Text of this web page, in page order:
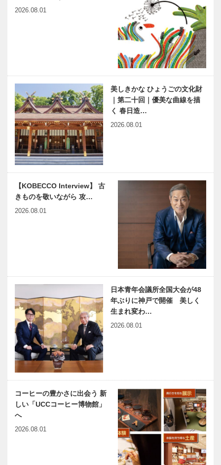
もっちプチが
楽しい、誰で
も日常的に食
べやすい キ
ラリモチのも
ち麦おこわ・
もち麦お…
ェルネスクル
ーズ” 船上で
の海洋療法体
験を boh b…
食のよろこび
ども達の豚饅
づくり体験
六甲山サイレ
ンスリゾート
のディレクシ
ョンも手がけ
る建築界の巨
匠ミケーレ・
デ・ルッ…
力はココだ！
Vol.13 神戸
harmony（はーもにぃ）
Vol.55 ウクライナ避難民
に 思うこと （下）…
が一鍋で二度
奇跡の…
元町映画館
vol.9｜映画
の歩みと重な
る、アリスを
探す旅路
連載エッセイ
／喫茶店の書
斎から76
草野心平つな
がり
風さやか 愛
と夢♥永遠の
有馬温泉史
略 第九席｜
「会いに行け
の ルーツは
有馬に？ 江
ト：萩原 英
治さん
一郎
木のすまいプ
ロジェクト｜
平尾工務店｜
畳編｜Vol.1
2026.08.01
美しきかな ひょうごの文化財
｜第二十回｜優美な曲線を描
く 春日造…
2026.08.01
【KOBECCO Interview】 古
きものを敬いながら 攻…
2026.08.01
日本青年会議所全国大会が48
年ぶりに神戸で開催 美しく
生まれ変わ…
2026.08.01
コーヒーの豊かさに出会う 新
しい「UCCコーヒー博物館」
へ
2026.08.01